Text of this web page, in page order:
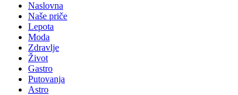
Naslovna
Naše priče
Lepota
Moda
Zdravlje
Život
Gastro
Putovanja
Astro